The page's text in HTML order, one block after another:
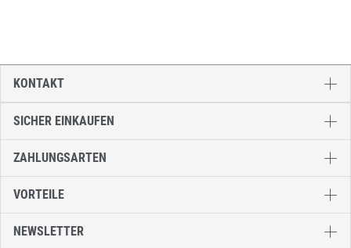
SICHER EINKAUFEN
ZAHLUNGSARTEN
VORTEILE
NEWSLETTER
KONTAKT